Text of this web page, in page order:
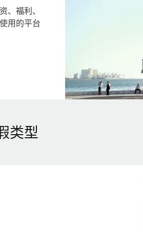
、福利、
用的平台
类型